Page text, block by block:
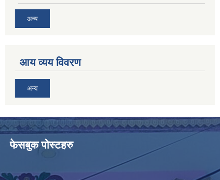
अन्य
आय व्यय विवरण
अन्य
फेसबुक पोस्टहरु